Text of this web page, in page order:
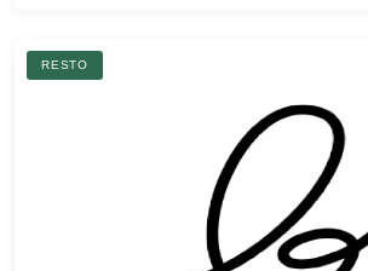
RESTO